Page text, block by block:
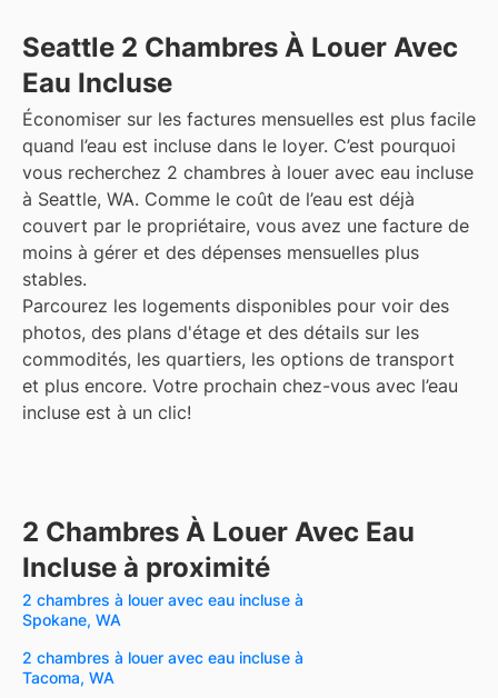
Seattle 2 Chambres À Louer Avec
Eau Incluse
Économiser sur les factures mensuelles est plus facile
quand l’eau est incluse dans le loyer. C’est pourquoi
vous recherchez 2 chambres à louer avec eau incluse
à Seattle, WA. Comme le coût de l’eau est déjà
couvert par le propriétaire, vous avez une facture de
moins à gérer et des dépenses mensuelles plus
stables.
Parcourez les logements disponibles pour voir des
photos, des plans d'étage et des détails sur les
commodités, les quartiers, les options de transport
et plus encore. Votre prochain chez-vous avec l’eau
incluse est à un clic!
2 Chambres À Louer Avec Eau
Incluse à proximité
2 chambres à louer avec eau incluse à
Spokane, WA
2 chambres à louer avec eau incluse à
Tacoma, WA